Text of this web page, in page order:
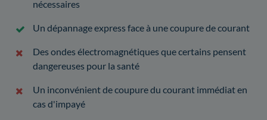
nécessaires
Un dépannage express face à une coupure de courant
Des ondes électromagnétiques que certains pensent
dangereuses pour la santé
Un inconvénient de coupure du courant immédiat en
cas d'impayé